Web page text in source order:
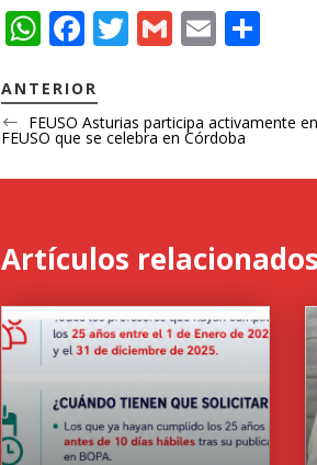
W
at
s
A
p
F
e
b
o
k
T
er
G
l
E
l p
ar
ANTERIOR
FEUSO Asturias participa activamente
FEUSO que se celebra en Córdoba
Artículos relacionados